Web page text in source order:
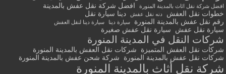
افضل شركة نقل اثاث بالمدينة المنورة
افضل شركة نقل عفش بالمدينة
خطوات نقل العفش
دنه نقل عفش
دينا سيارة نقل
رقم نقل عفش بالمدينة المنورة
سيارة دينا سيارة دينا لنقل العفش
سيارة نقل عفش سيارة نقل عفش صغيرة
شركات النقل في المدينة المنورة
شركات نقل العفش المتميزة
شركات نقل العفش بالمدينة المنورة
شركات نقل عفش بالمدينة المنورة
شركة شحن عفش بالمدينة المنورة
شركة نقل أثاث بالمدينة المنورة